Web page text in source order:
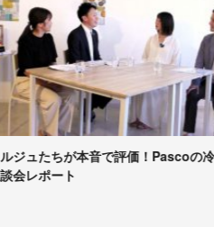
音で評価！Pascoの冷凍パン
【